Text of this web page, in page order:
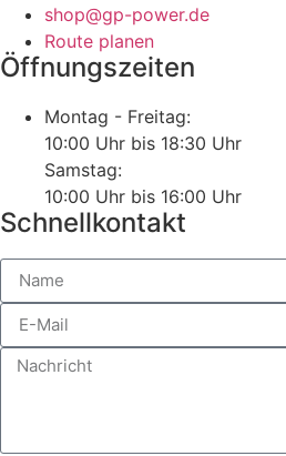
shop@gp-power.de
Route planen
Öffnungszeiten
Montag - Freitag:
10:00 Uhr bis 18:30 Uhr
Samstag:
10:00 Uhr bis 16:00 Uhr
Schnellkontakt